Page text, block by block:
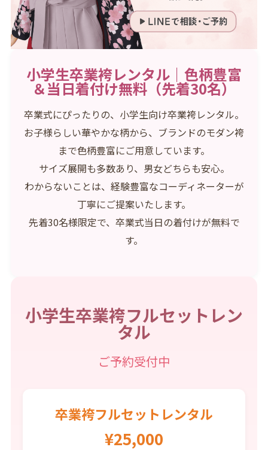
小学生卒業袴レンタル｜色柄豊富
＆当日着付け無料（先着30名）
卒業式にぴったりの、小学生向け卒業袴レンタル。
お子様らしい華やかな柄から、ブランドのモダン袴
まで色柄豊富にご用意しています。
サイズ展開も多数あり、男女どちらも安心。
わからないことは、経験豊富なコーディネーターが
丁寧にご提案いたします。
先着30名様限定で、卒業式当日の着付けが無料で
す。
小学生卒業袴フルセットレン
タル
ご予約受付中
卒業袴フルセットレンタル
¥25,000